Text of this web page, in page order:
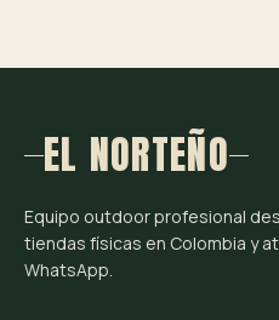
EL NORTEÑO
Equipo outdoor profesional
tiendas físicas en Colombia y
WhatsApp.